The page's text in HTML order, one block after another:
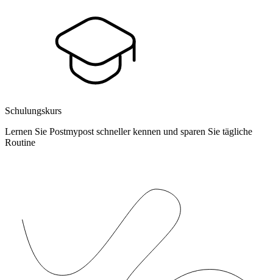
Schulungskurs
Lernen Sie Postmypost schneller kennen und sparen Sie tägliche
Routine